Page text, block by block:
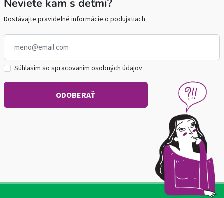
Neviete kam s deťmi?
Dostávajte pravidelné informácie o podujatiach
Súhlasím so spracovaním osobných údajov